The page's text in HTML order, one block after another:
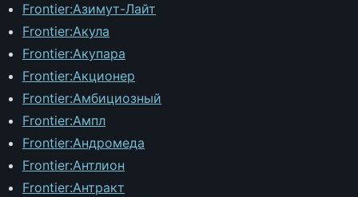
Frontier:Азимут-Лайт
Frontier:Акула
Frontier:Акупара
Frontier:Акционер
Frontier:Амбициозный
Frontier:Ампл
Frontier:Андромеда
Frontier:Антлион
Frontier:Антракт